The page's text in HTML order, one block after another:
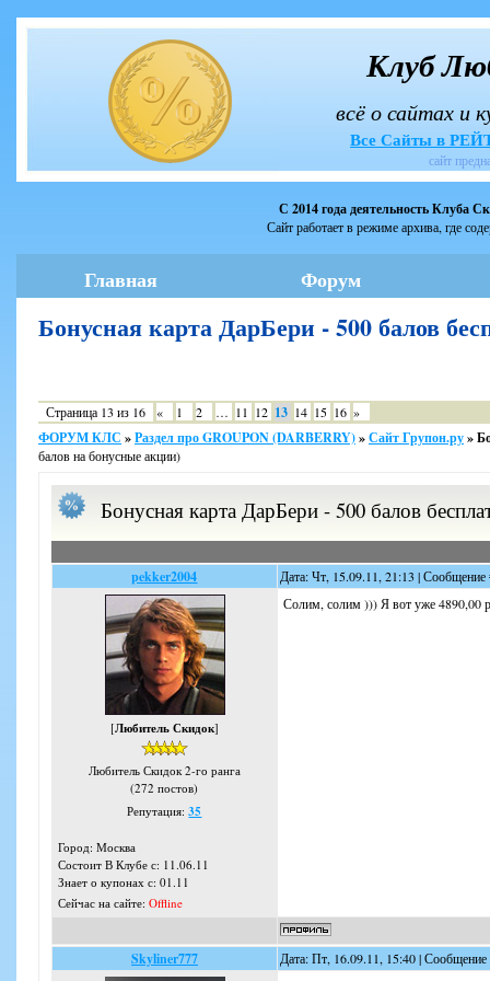
Клуб
всё о сайтах и
Все Сайты в
сайт
С 2014 года деятельность Клуба
Сайт работает в режиме архива, где
Главная Форум
Бонусная карта ДарБери - 500 балов
Страница 13 из 16 « 1 2 … 11 12 13 14 15 16 »
ФОРУМ КЛС »Раздел про GROUPON (DARBERRY)»Сайт Групон.ру»
балов на бонусные акции)
Бонусная карта ДарБери - 500 балов
pekker2004 Дата: Чт, 15.09.11, 21:13 |
[Любитель Скидок]
Любитель Скидок 2-го ранга
(272 постов)
Репутация:35
Город: Москва
Состоит В Клубе с: 11.06.11
Знает о купонах с: 01.11
Сейчас на сайте: Offline
Солим, солим ))) Я вот уже 4890,00
Skyliner777
Дата: Пт, 16.09.11, 15:40 |